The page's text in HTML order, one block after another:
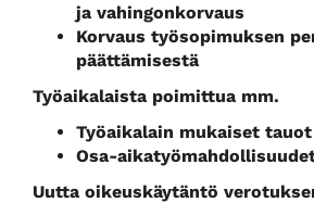
ja vahingonkorvaus
Korvaus työsopimuksen
päättämisestä
Työaikalaista poimittua mm.
Työaikalain mukaiset tauot
Osa-
Uutta oikeuskäytäntö